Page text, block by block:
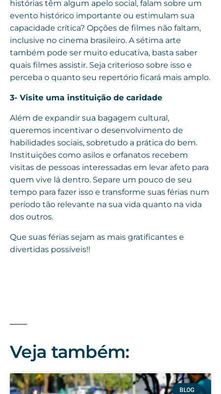
histórias têm algum apelo social, falam sobre um
evento histórico importante ou estimulam sua
capacidade crítica? Opções de filmes não faltam,
inclusive no cinema brasileiro. A sétima arte
também pode ser muito educativa, basta saber
quais filmes assistir. Seja criterioso sobre isso e
perceba o quanto seu repertório ficará mais amplo.
3- Visite uma instituição de caridade
Além de expandir sua bagagem cultural,
queremos incentivar o desenvolvimento de
habilidades sociais, sobretudo a prática do bem.
Instituições como asilos e orfanatos recebem
visitas de pessoas interessadas em levar afeto para
quem vive lá dentro. Separe um pouco de seu
tempo para fazer isso e transforme suas férias num
período tão relevante na sua vida quanto na vida
dos outros.
Que suas férias sejam as mais gratificantes e
divertidas possíveis!!
Veja também:
BLOG